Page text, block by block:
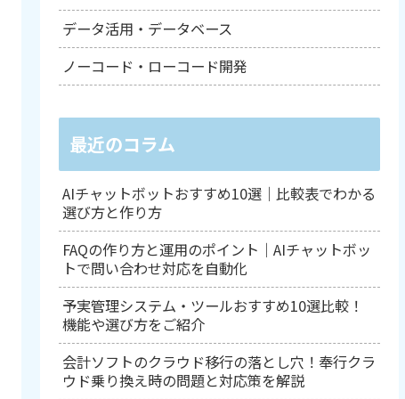
データ活用・データベース
ノーコード・ローコード開発
最近のコラム
AIチャットボットおすすめ10選｜比較表でわかる
選び方と作り方
FAQの作り方と運用のポイント｜AIチャットボッ
トで問い合わせ対応を自動化
予実管理システム・ツールおすすめ10選比較！
機能や選び方をご紹介
会計ソフトのクラウド移行の落とし穴！奉行クラ
ウド乗り換え時の問題と対応策を解説